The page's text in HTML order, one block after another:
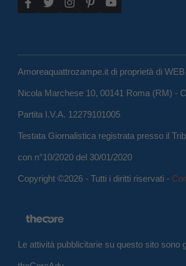
Amoreaquattrozampe.it di proprietà di
Nicola Marchese 10, 00141 Roma (RM) -
Partita I.V.A. 12279101005
Testata Giornalistica registrata presso il
con n°10/2020 del 30/01/2020
Copyright ©2026 - Tutti i diritti riservati -
Le attività pubblicitarie su questo sito sono